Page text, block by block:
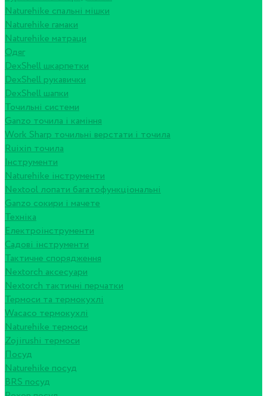
Naturehike спальні мішки
Naturehike гамаки
Naturehike матраци
Одяг
DexShell шкарпетки
DexShell рукавички
DexShell шапки
Точильні системи
Ganzo точила і каміння
Work Sharp точильні верстати і точила
Ruixin точила
Інструменти
Naturehike інструменти
Nextool лопати багатофункціональні
Ganzo сокири і мачете
Техніка
Електроінструменти
Садові інструменти
Тактичне спорядження
Nextorch аксесуари
Nextorch тактичні перчатки
Термоси та термокухлі
Wacaco термокухлі
Naturehike термоси
Zojirushi термоси
Посуд
Naturehike посуд
BRS посуд